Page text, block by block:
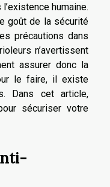
humaine.
goût de la sécurité
précautions dans
n’avertissent
assurer donc la
le faire, il existe
Dans cet article,
sécuriser votre